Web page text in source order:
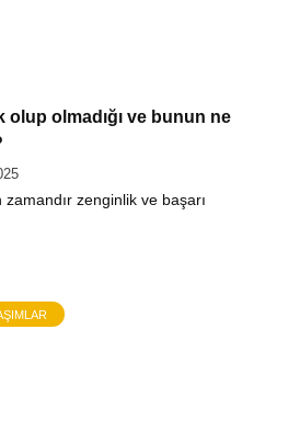
olup olmadığı ve bunun ne
zenginlik ve başarı